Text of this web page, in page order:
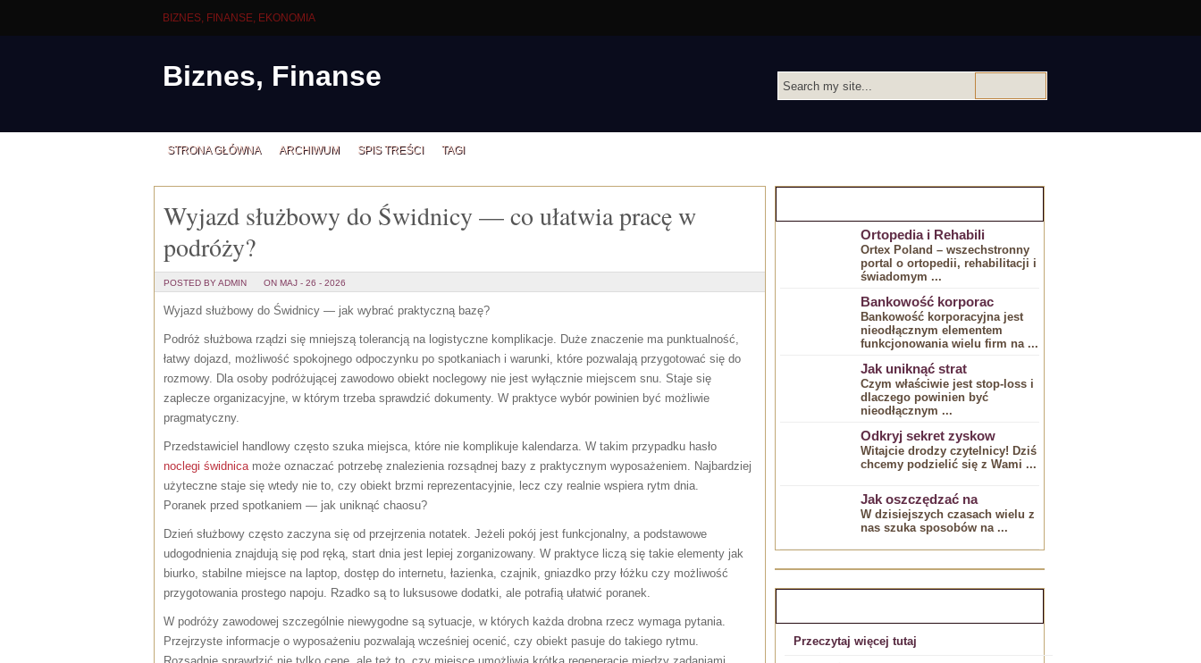
BIZNES, FINANSE, EKONOMIA
Biznes, Finanse
STRONA GŁÓWNA ARCHIWUM SPIS TREŚCI TAGI
Wyjazd służbowy do Świdnicy — co ułatwia pracę w
podróży?
POSTED BY ADMIN ON MAJ - 26 - 2026
Wyjazd służbowy do Świdnicy — jak wybrać praktyczną bazę?
Podróż służbowa rządzi się mniejszą tolerancją na logistyczne komplikacje. Duże znaczenie ma punktualność,
łatwy dojazd, możliwość spokojnego odpoczynku po spotkaniach i warunki, które pozwalają przygotować się do
rozmowy. Dla osoby podróżującej zawodowo obiekt noclegowy nie jest wyłącznie miejscem snu. Staje się
zaplecze organizacyjne, w którym trzeba sprawdzić dokumenty. W praktyce wybór powinien być możliwie
pragmatyczny.
Przedstawiciel handlowy często szuka miejsca, które nie komplikuje kalendarza. W takim przypadku hasło
noclegi świdnicamoże oznaczać potrzebę znalezienia rozsądnej bazy z praktycznym wyposażeniem. Najbardziej
użyteczne staje się wtedy nie to, czy obiekt brzmi reprezentacyjnie, lecz czy realnie wspiera rytm dnia.
Poranek przed spotkaniem — jak uniknąć chaosu?
Dzień służbowy często zaczyna się od przejrzenia notatek. Jeżeli pokój jest funkcjonalny, a podstawowe
udogodnienia znajdują się pod ręką, start dnia jest lepiej zorganizowany. W praktyce liczą się takie elementy jak
biurko, stabilne miejsce na laptop, dostęp do internetu, łazienka, czajnik, gniazdko przy łóżku czy możliwość
przygotowania prostego napoju. Rzadko są to luksusowe dodatki, ale potrafią ułatwić poranek.
W podróży zawodowej szczególnie niewygodne są sytuacje, w których każda drobna rzecz wymaga pytania.
Przejrzyste informacje o wyposażeniu pozwalają wcześniej ocenić, czy obiekt pasuje do takiego rytmu.
Ortopedia i Rehabili
Ortex Poland – wszechstronny
portal o ortopedii, rehabilitacji i
świadomym ...
Bankowość korporac
Bankowość korporacyjna jest
⁢nieodłącznym elementem
funkcjonowania wielu firm na ...
Jak uniknąć strat
Czym właściwie jest stop-loss i
dlaczego powinien być
nieodłącznym⁣ ...
Odkryj sekret zyskow
Witajcie drodzy czytelnicy! Dziś
chcemy podzielić się z Wami ...
Jak oszczędzać na
W dzisiejszych ⁤czasach ⁢wielu z
nas szuka sposobów ⁢na ...
Przeczytaj więcej tutaj